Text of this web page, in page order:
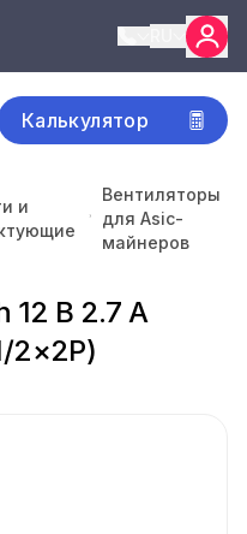
Калькулятор
и
Вентиляторы
для Asic-
майнеров
12 В 2.7 А
2×2P)